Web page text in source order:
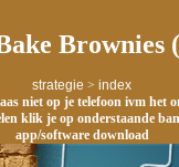
Brownies
strategie > index
niet op je telefoon ivm het
klik je op onderstaande
app/software download